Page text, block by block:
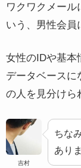
すでにこの
い。メッセ
に金の無駄
い。こんな
った方が絶
引用：App Store「
リ 評価とレビュー
ワクワクメール
いう、男性会員
女性のIDや基本
データベースに
の人を見分けら
吉村
ちな
あり